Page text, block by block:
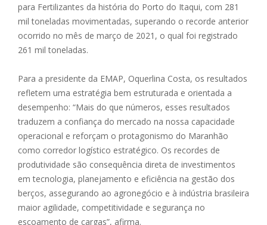
para Fertilizantes da história do Porto do Itaqui, com 281
mil toneladas movimentadas, superando o recorde anterior
ocorrido no mês de março de 2021, o qual foi registrado
261 mil toneladas.
Para a presidente da EMAP, Oquerlina Costa, os resultados
refletem uma estratégia bem estruturada e orientada a
desempenho: “Mais do que números, esses resultados
traduzem a confiança do mercado na nossa capacidade
operacional e reforçam o protagonismo do Maranhão
como corredor logístico estratégico. Os recordes de
produtividade são consequência direta de investimentos
em tecnologia, planejamento e eficiência na gestão dos
berços, assegurando ao agronegócio e à indústria brasileira
maior agilidade, competitividade e segurança no
escoamento de cargas”, afirma.